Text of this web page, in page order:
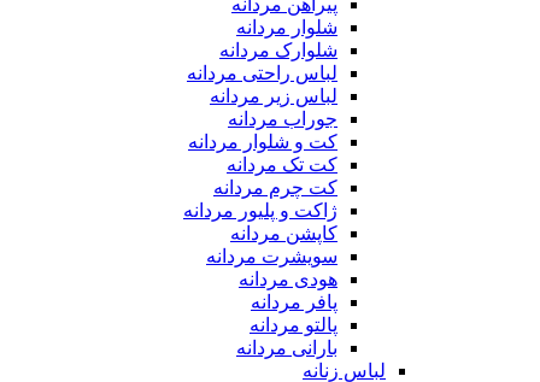
پیراهن مردانه
شلوار مردانه
شلوارک مردانه
لباس راحتی مردانه
لباس زیر مردانه
جوراب مردانه
کت و شلوار مردانه
کت تک مردانه
کت چرم مردانه
ژاکت و پلیور مردانه
کاپشن مردانه
سویشرت مردانه
هودی مردانه
پافر مردانه
پالتو مردانه
بارانی مردانه
لباس زنانه